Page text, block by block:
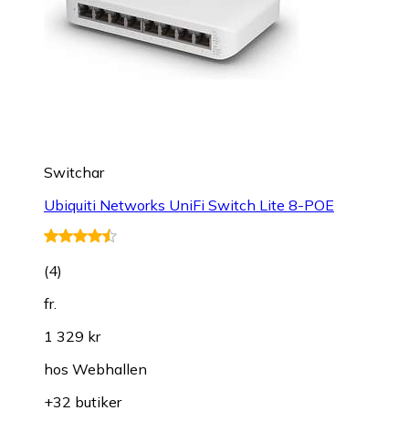
Switchar
Ubiquiti Networks UniFi Switch Lite 8-POE
(4)
fr.
1 329 kr
hos Webhallen
+32 butiker